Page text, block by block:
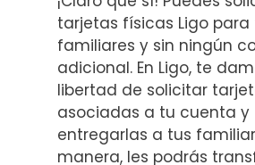
tarjetas físicas Ligo para
familiares y sin ningún
adicional. En Ligo, te
libertad de solicitar
asociadas a tu cuenta y
entregarlas a tus
manera, les podrás